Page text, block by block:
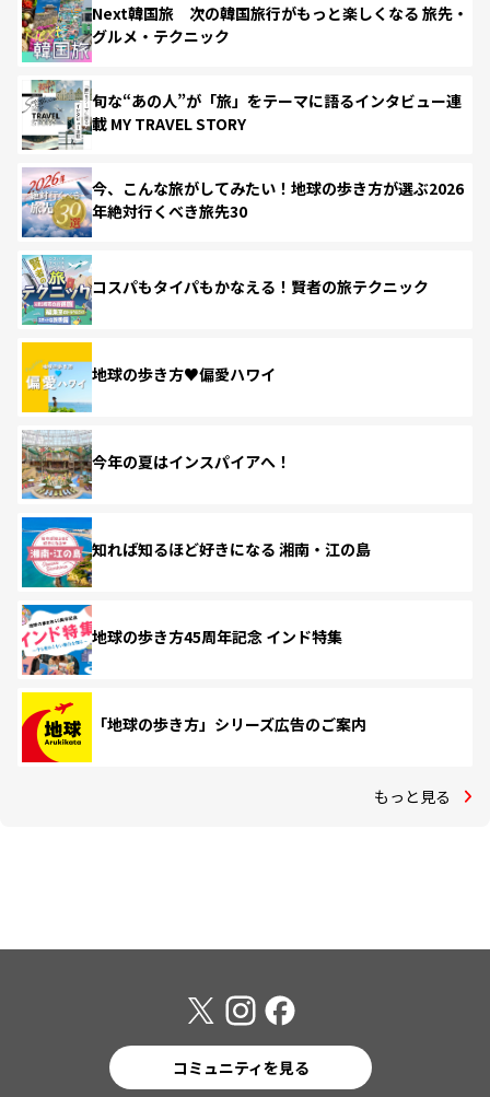
Next韓国旅 次の韓国旅行がもっと楽しくなる 旅先・
グルメ・テクニック
旬な“あの人”が「旅」をテーマに語るインタビュー連
載 MY TRAVEL STORY
今、こんな旅がしてみたい！地球の歩き方が選ぶ2026
年絶対行くべき旅先30
コスパもタイパもかなえる！賢者の旅テクニック
地球の歩き方♥偏愛ハワイ
今年の夏はインスパイアへ！
知れば知るほど好きになる 湘南・江の島
地球の歩き方45周年記念 インド特集
「地球の歩き方」シリーズ広告のご案内
もっと見る
コミュニティを見る